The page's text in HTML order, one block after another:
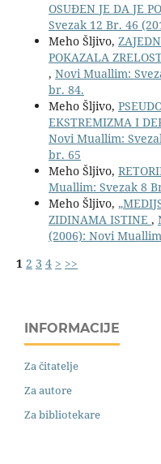
OSUĐEN JE DA JE
Svezak 12 Br. 46
Meho Šljivo,
POKAZALA
, Novi Muallim:
br. 84.
Meho Šljivo,
EKSTREMIZMA I
Novi Muallim:
br. 65
Meho Šljivo,
Muallim: Svezak 8
Meho Šljivo,
ZIDINAMA ISTINE ,
(2006): Novi
1 2 3 4 > >>
INFORMACIJE
Za čitatelje
Za autore
Za bibliotekare